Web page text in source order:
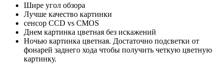
Шире угол обзора
Лучше качество картинки
сенсор CCD vs CMOS
Днем картинка цветная без искажений
Ночью картинка цветная. Достаточно подсветки от
фонарей заднего хода чтобы получить четкую цветную
картинку.